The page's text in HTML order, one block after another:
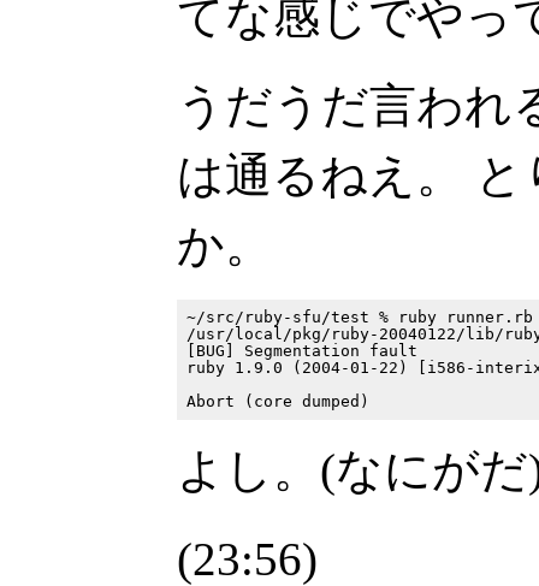
てな感じでやっ
うだうだ言われ
は通るねえ。
か。
~/src/ruby-sfu/test % ruby runner.rb
/usr/local/pkg/ruby-20040122/lib/
[BUG] Segmentation fault
ruby 1.9.0 (2004-01-22) [i586-
よし。(なにがだ
(23:56)